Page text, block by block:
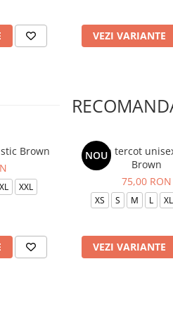
VEZI VARIANTE
Brown
XL XXL
NOU
Bluza tercot
Brown
75,00 RON
XS S M L XL
VEZI VARIANTE